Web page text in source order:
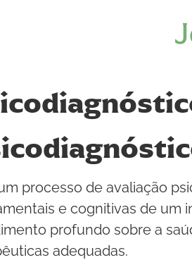
processo de avaliação
e cognitivas de um
profundo sobre a
adequadas.